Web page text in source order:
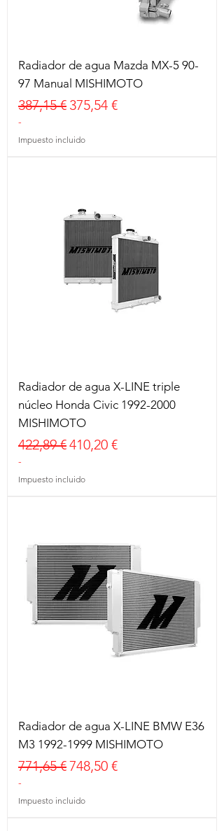
Radiador de agua Mazda MX-5 90-
97 Manual MISHIMOTO
Precio
387,15 € Precio de oferta
375,54 €
-
Impuesto incluido
Radiador de agua X-LINE triple
núcleo Honda Civic 1992-2000
MISHIMOTO
Precio
422,89 €Precio de oferta
410,20 €
-
Impuesto incluido
Radiador de agua X-LINE BMW E36
M3 1992-1999 MISHIMOTO
Precio
771,65 €Precio de oferta
748,50 €
-
Impuesto incluido